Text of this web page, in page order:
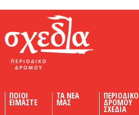
ΠΟΙΟΙ
ΕΙΜΑΣΤΕ
ΤΑ ΝΕΑ
ΜΑΣ
ΠΕΡΙΟΔΙΚΟ
ΔΡΟΜΟΥ
ΣΧΕΔΙΑ